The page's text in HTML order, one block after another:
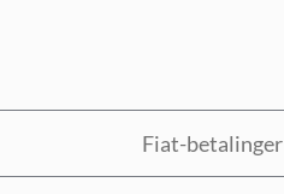
Fiat-betalinger